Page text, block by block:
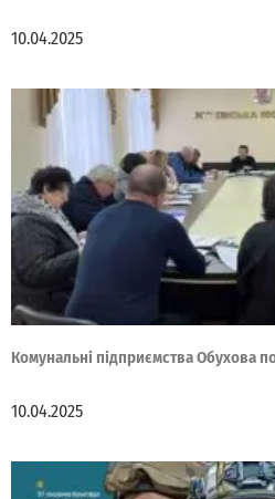
10.04.2025
Комунальні підприємства Обухова
10.04.2025